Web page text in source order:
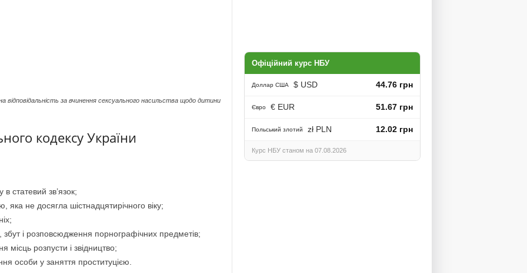
відповідальність за вчинення сексуального насильства щодо дитини
кодексу України
статевий зв’язок;
не досягла шістнадцятирічного віку;
і розповсюдження порнографічних предметів;
розпусти і звідництво;
особи у заняття проституцією.
Офіційний курс НБУ
Доллар США $ USD 44.76 грн
Євро € EUR 51.67 грн
Польський злотий zł PLN 12.02 грн
Курс НБУ станом на 07.08.2026